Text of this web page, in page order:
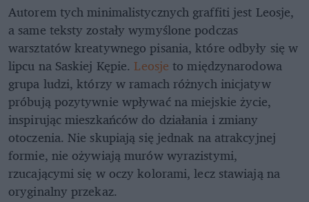
Autorem tych minimalistycznych graffiti jest Leosje,
a same teksty zostały wymyślone podczas
warsztatów kreatywnego pisania, które odbyły się w
lipcu na Saskiej Kępie.Leosje to międzynarodowa
grupa ludzi, którzy w ramach różnych inicjatyw
próbują pozytywnie wpływać na miejskie życie,
inspirując mieszkańców do działania i zmiany
otoczenia. Nie skupiają się jednak na atrakcyjnej
formie, nie ożywiają murów wyrazistymi,
rzucającymi się w oczy kolorami, lecz stawiają na
oryginalny przekaz.